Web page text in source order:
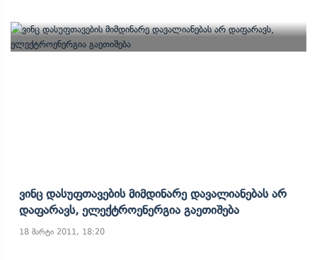
Ვინც Დასუფთავების Მიმდინარე Დავალიანებას Არ
Დაფარავს, Ელექტროენერგია Გაეთიშება
18 მარტი 2011, 18:20